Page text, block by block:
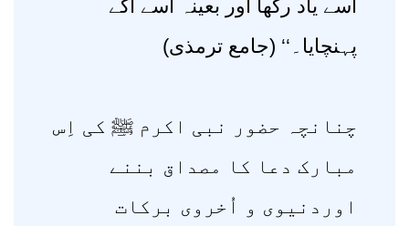
اسے یاد رکھا اور بعینہ اُسے آگے
پہنچایا۔‘‘ (جامع ترمذی)
چنانچہ حضور نبی اکرم ﷺ کی اِس
مبارک دعا کا مصداق بننے
اوردنیوی و اُخروی برکات